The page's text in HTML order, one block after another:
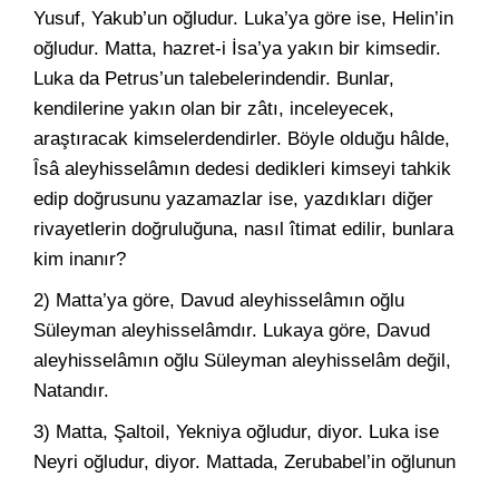
Yusuf, Yakub’un oğludur. Luka’ya göre ise, Helin’in
oğludur. Matta, hazret-i İsa’ya yakın bir kimsedir.
Luka da Petrus’un talebelerindendir. Bunlar,
kendilerine yakın olan bir zâtı, inceleyecek,
araştıracak kimselerdendirler. Böyle olduğu hâlde,
Îsâ aleyhisselâmın dedesi dedikleri kimseyi tahkik
edip doğrusunu yazamazlar ise, yazdıkları diğer
rivayetlerin doğruluğuna, nasıl îtimat edilir, bunlara
kim inanır?
2) Matta’ya göre, Davud aleyhisselâmın oğlu
Süleyman aleyhisselâmdır. Lukaya göre, Davud
aleyhisselâmın oğlu Süleyman aleyhisselâm değil,
Natandır.
3) Matta, Şaltoil, Yekniya oğludur, diyor. Luka ise
Neyri oğludur, diyor. Mattada, Zerubabel’in oğlunun